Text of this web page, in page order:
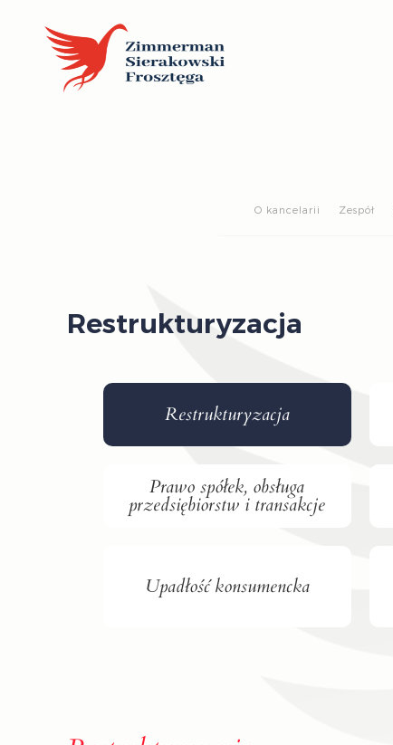
O kancelarii Zespół
Restrukturyzacja
Restrukturyzacja
Prawo spółek, obsługa
przedsiębiorstw i transakcje
Upadłość konsumencka